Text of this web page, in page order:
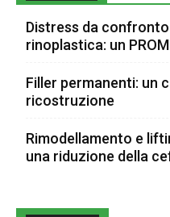
Distress da
rinoplastica: un
Filler permanenti: un
ricostruzione
Rimodellamento e
una riduzione della